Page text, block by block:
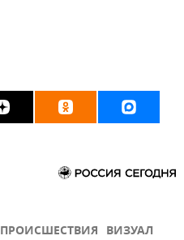
ПРОИСШЕСТВИЯ ВИЗУАЛ